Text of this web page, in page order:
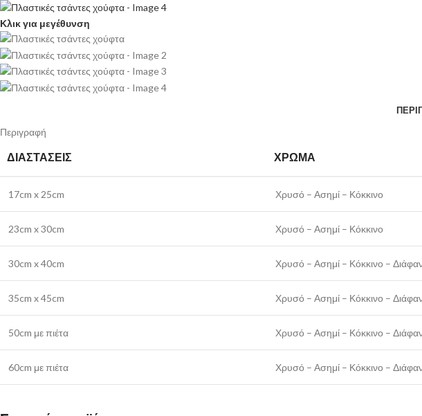
Κλικ για μεγέθυνση
Περιγραφή
ΔΙΑΣΤΆΣΕΙΣ ΧΡΏΜΑ
17cm x 25cm Χρυσό – Ασημί – Κόκκινο
23cm x 30cm Χρυσό – Ασημί – Κόκκινο
30cm x 40cm Χρυσό – Ασημί – Κόκκινο –
35cm x 45cm Χρυσό – Ασημί – Κόκκινο –
50cm με πιέτα Χρυσό – Ασημί – Κόκκινο –
60cm με πιέτα Χρυσό – Ασημί – Κόκκινο –